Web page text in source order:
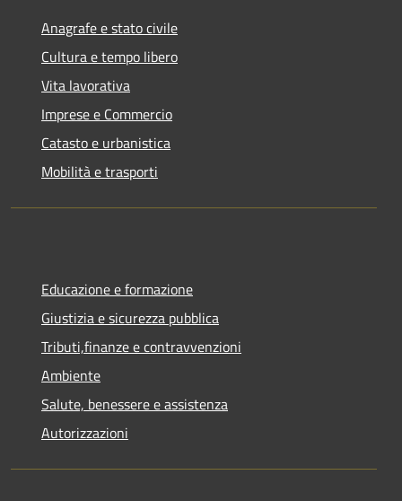
Anagrafe e stato civile
Cultura e tempo libero
Vita lavorativa
Imprese e Commercio
Catasto e urbanistica
Mobilità e trasporti
Educazione e formazione
Giustizia e sicurezza pubblica
Tributi,finanze e contravvenzioni
Ambiente
Salute, benessere e assistenza
Autorizzazioni